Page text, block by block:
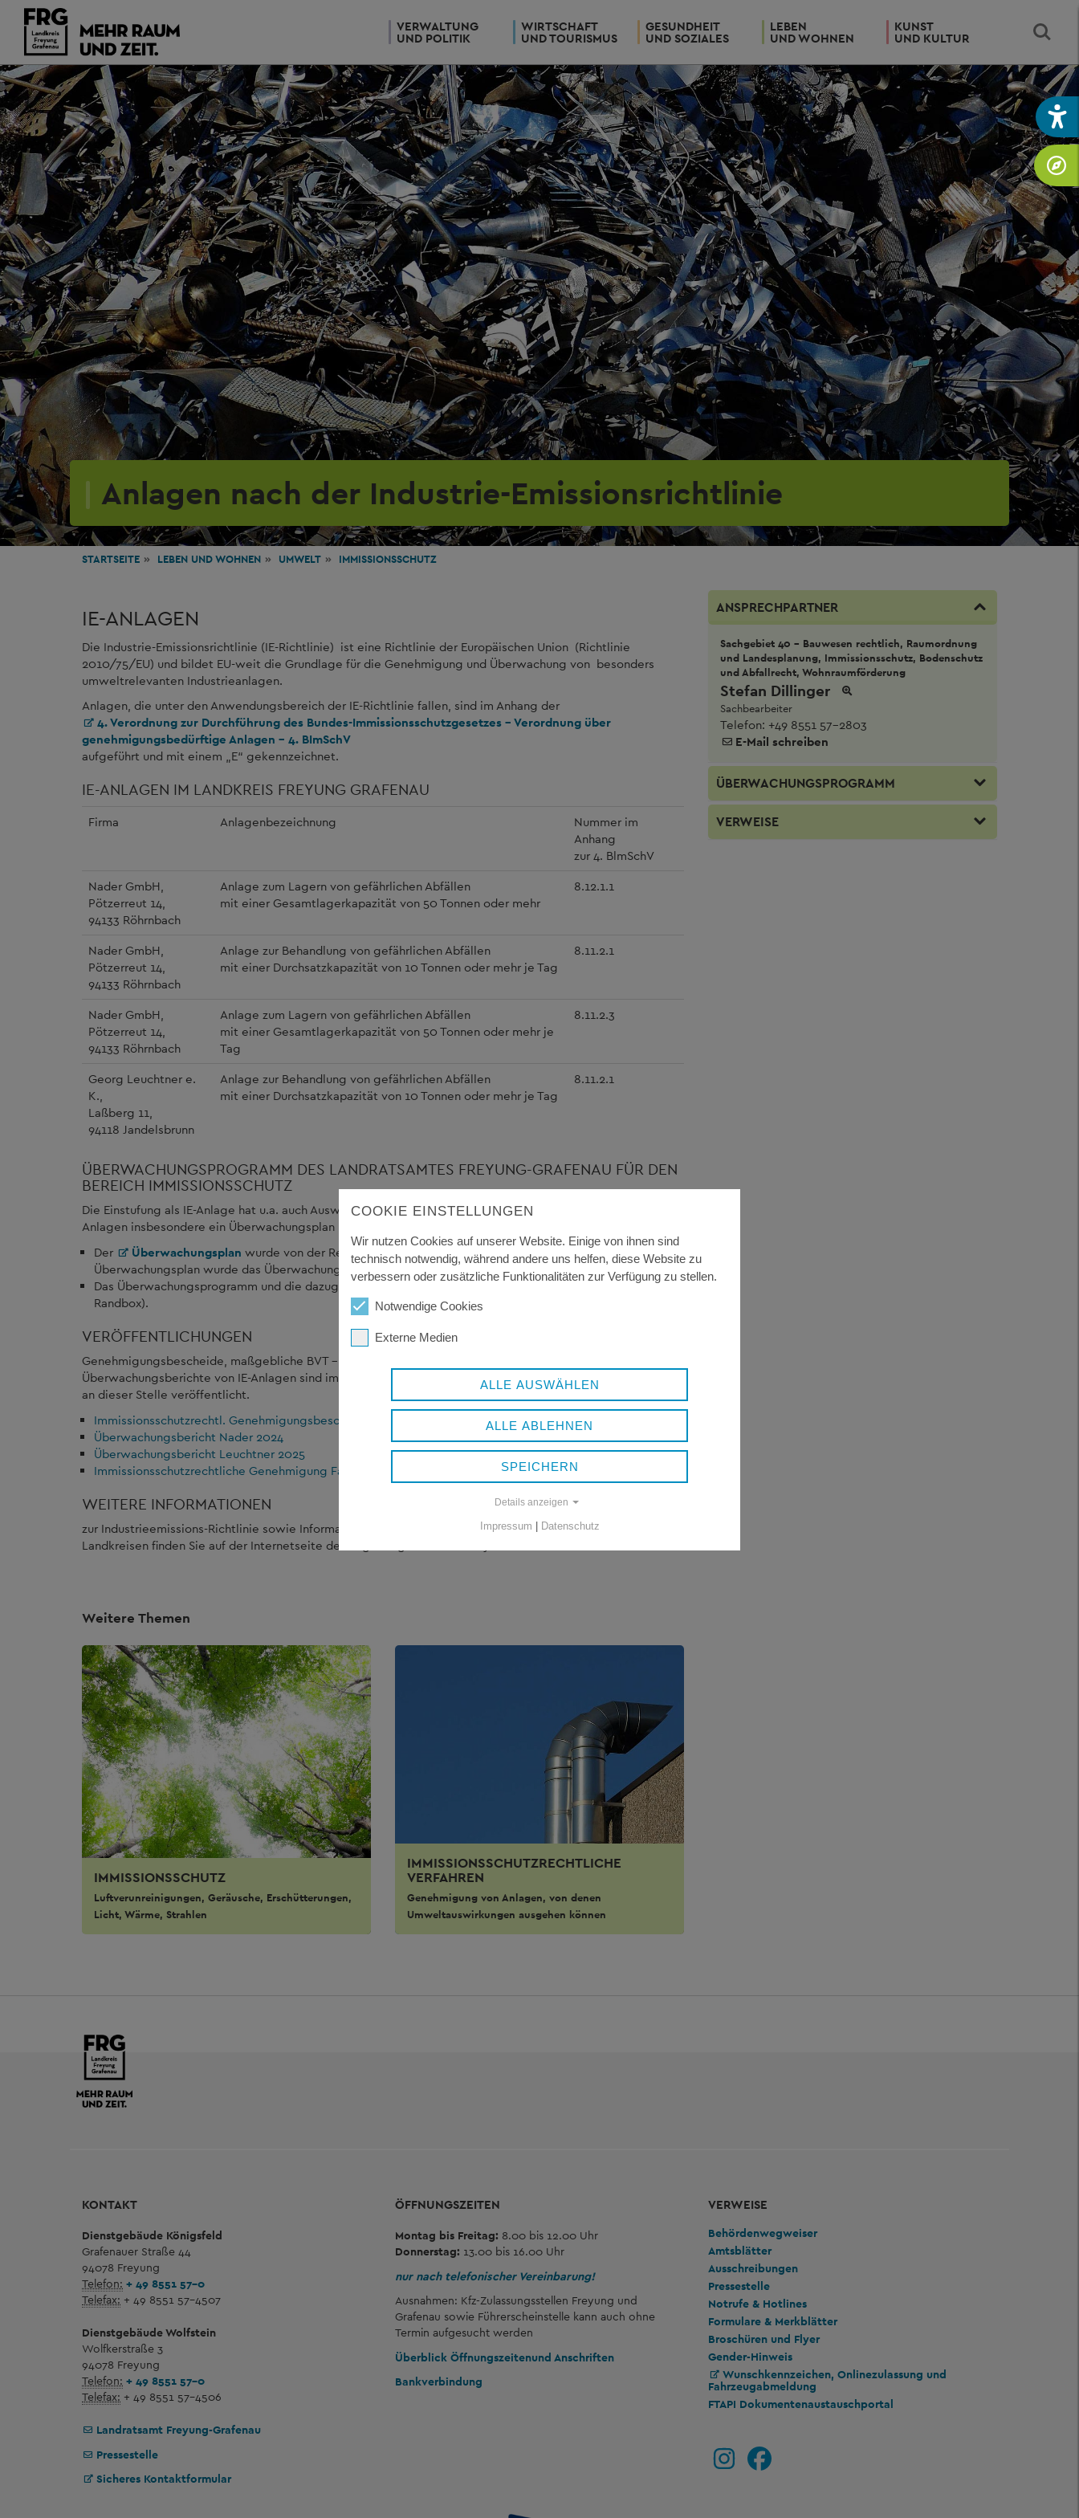
VERWALTUNG
UND POLITIK
WIRTSCHAFT
UND TOURISMUS
GESUNDHEIT
UND SOZIALES
LEBEN
UND WOHNEN
KUNST
UND KULTUR
Anlagen nach der Industrie-Emissionsrichtlinie
STARTSEITE LEBEN UND WOHNEN UMWELT IMMISSIONSSCHUTZ
IE-ANLAGEN
Die Industrie-Emissionsrichtlinie (IE-Richtlinie) ist eine Richtlinie der Europäischen Union (Richtlinie
2010/75/EU) und bildet EU-weit die Grundlage für die Genehmigung und Überwachung von besonders
umweltrelevanten Industrieanlagen.
Anlagen, die unter den Anwendungsbereich der IE-Richtlinie fallen, sind im Anhang der
4. Verordnung zur Durchführung des Bundes-Immissionsschutzgesetzes – Verordnung über
genehmigungsbedürftige Anlagen – 4. BImSchV
aufgeführt und mit einem „E“ gekennzeichnet.
IE-ANLAGEN IM LANDKREIS FREYUNG GRAFENAU
Firma Anlagenbezeichnung
Nummer im
Anhang
zur 4. BlmSchV
Nader GmbH,
Pötzerreut 14,
94133 Röhrnbach
Anlage zum Lagern von gefährlichen Abfällen
mit einer Gesamtlagerkapazität von 50 Tonnen oder mehr
8.12.1.1
Nader GmbH,
Pötzerreut 14,
94133 Röhrnbach
Anlage zur Behandlung von gefährlichen Abfällen
mit einer Durchsatzkapazität von 10 Tonnen oder mehr je Tag
8.11.2.1
Nader GmbH,
Pötzerreut 14,
94133 Röhrnbach
Anlage zum Lagern von gefährlichen Abfällen
mit einer Gesamtlagerkapazität von 50 Tonnen oder mehr je
Tag
8.11.2.3
Georg Leuchtner e.
K.,
Laßberg 11,
94118 Jandelsbrunn
Anlage zur Behandlung von gefährlichen Abfällen
mit einer Durchsatzkapazität von 10 Tonnen oder mehr je Tag
8.11.2.1
ÜBERWACHUNGSPROGRAMM DES LANDRATSAMTES FREYUNG-GRAFENAU FÜR DEN
BEREICH IMMISSIONSSCHUTZ
Die Einstufung als IE-Anlage hat u.a. auch Auswirkungen auf die Überwachung der Anlagen. So sind für IE-
Anlagen insbesondere ein Überwachungsplan und Überwachungsprogramme zu erstellen.
Der
Überwachungsplan wurde von der Regierung von Niederbayern erstellt. Aus diesem
Überwachungsplan wurde das Überwachungsprogramm des Landratsamtes Freyung-Grafenau entwickelt.
Das Überwachungsprogramm und die dazugehörigen vier Anhänge sind als pdf-Dateien einsehbar (siehe
Randbox).
VERÖFFENTLICHUNGEN
Genehmigungsbescheide, maßgebliche BVT –Merkblätter (BVT= Beste verfügbare Technik und
Überwachungsberichte von IE-Anlagen sind im Internet öffentlich bekannt zu machen und werden zukünftig
an dieser Stelle veröffentlicht.
Immissionsschutzrechtl. Genehmigungsbescheid Fa. Nader
Überwachungsbericht Nader 2024
Überwachungsbericht Leuchtner 2025
Immissionsschutzrechtliche Genehmigung Fa. Leuchtner
WEITERE INFORMATIONEN
zur Industrieemissions-Richtlinie sowie Informationen zu IE-Anlagen in den anderen niederbayerischen
Landkreisen finden Sie auf der Internetseite der Regierung von Niederbayern.
ANSPRECHPARTNER
Sachgebiet 40 - Bauwesen rechtlich, Raumordnung
und Landesplanung, Immissionsschutz, Bodenschutz
und Abfallrecht, Wohnraumförderung
Stefan Dillinger
Sachbearbeiter
Telefon: +49 8551 57-2803
E-Mail schreiben
ÜBERWACHUNGSPROGRAMM
VERWEISE
Weitere Themen
IMMISSIONSSCHUTZ
Luftverunreinigungen, Geräusche, Erschütterungen,
Licht, Wärme, Strahlen
IMMISSIONSSCHUTZRECHTLICHE
VERFAHREN
Genehmigung von Anlagen, von denen
Umweltauswirkungen ausgehen können
KONTAKT
Dienstgebäude Königsfeld
Grafenauer Straße 44
94078 Freyung
Telefon: + 49 8551 57-0
Telefax: + 49 8551 57-4507
Dienstgebäude Wolfstein
Wolfkerstraße 3
94078 Freyung
Telefon: + 49 8551 57-0
Telefax: + 49 8551 57-4506
Landratsamt Freyung-Grafenau
Pressestelle
Sicheres Kontaktformular
ÖFFNUNGSZEITEN
Montag bis Freitag: 8.00 bis 12.00 Uhr
Donnerstag: 13.00 bis 16.00 Uhr
nur nach telefonischer Vereinbarung!
Ausnahmen: Kfz-Zulassungsstellen Freyung und
Grafenau sowie Führerscheinstelle kann auch ohne
Termin aufgesucht werden
Überblick Öffnungszeitenund Anschriften
Bankverbindung
VERWEISE
Behördenwegweiser
Amtsblätter
Ausschreibungen
Pressestelle
Notrufe & Hotlines
Formulare & Merkblätter
Broschüren und Flyer
Gender-Hinweis
Wunschkennzeichen, Onlinezulassung und
Fahrzeugabmeldung
FTAPI Dokumentenaustauschportal
COOKIE EINSTELLUNGEN
Wir nutzen Cookies auf unserer Website. Einige von ihnen sind
technisch notwendig, während andere uns helfen, diese Website zu
verbessern oder zusätzliche Funktionalitäten zur Verfügung zu stellen.
Notwendige Cookies
Externe Medien
ALLE AUSWÄHLEN
ALLE ABLEHNEN
SPEICHERN
Details anzeigen
Impressum | Datenschutz